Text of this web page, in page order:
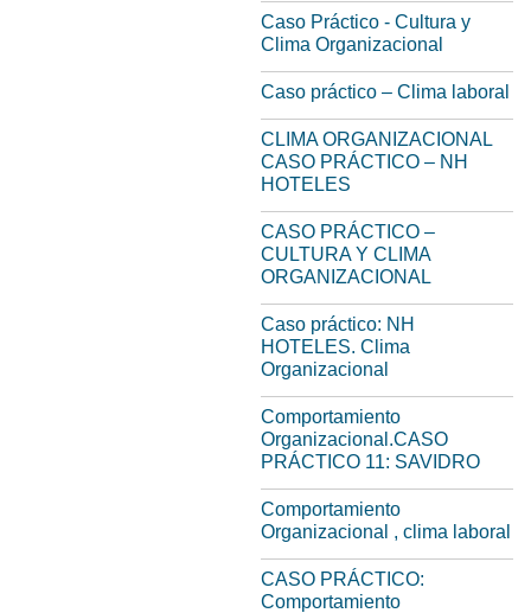
Caso Práctico - Cultura y
Clima Organizacional
Caso práctico – Clima laboral
CLIMA ORGANIZACIONAL
CASO PRÁCTICO – NH
HOTELES
CASO PRÁCTICO –
CULTURA Y CLIMA
ORGANIZACIONAL
Caso práctico: NH
HOTELES. Clima
Organizacional
Comportamiento
Organizacional.CASO
PRÁCTICO 11: SAVIDRO
Comportamiento
Organizacional , clima laboral
CASO PRÁCTICO:
Comportamiento